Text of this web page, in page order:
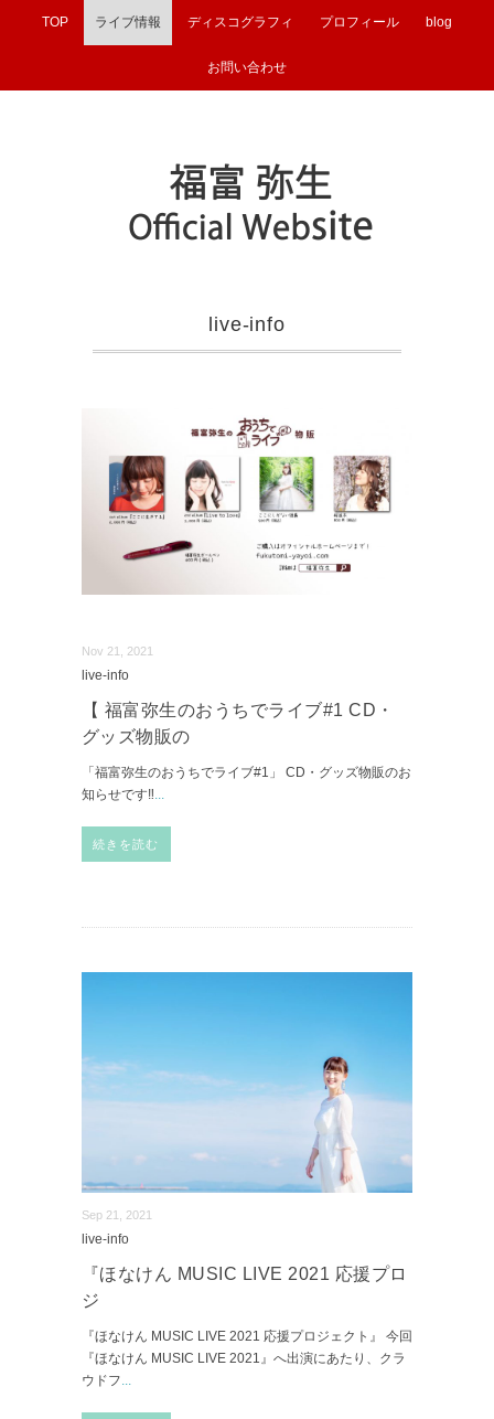
TOP ライブ情報 ディスコグラフィ プロフィール blog
お問い合わせ
live-info
Nov 21, 2021
live-info
【 福富弥生のおうちでライブ#1 CD・
グッズ物販の
「福富弥生のおうちでライブ#1」 CD・グッズ物販のお
知らせです‼︎...
続きを読む
Sep 21, 2021
live-info
『ほなけん MUSIC LIVE 2021 応援プロ
ジ
『ほなけん MUSIC LIVE 2021 応援プロジェクト』 今回
『ほなけん MUSIC LIVE 2021』へ出演にあたり、クラ
ウドフ...